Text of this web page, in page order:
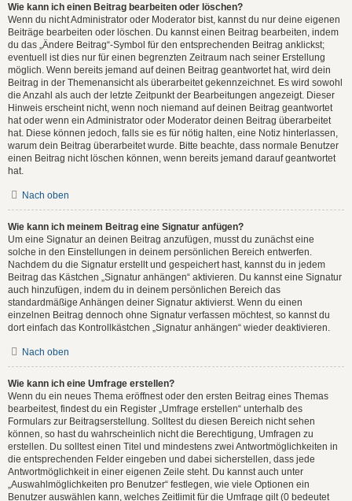
Wie kann ich einen Beitrag bearbeiten oder löschen?
Wenn du nicht Administrator oder Moderator bist, kannst du nur deine eigenen
Beiträge bearbeiten oder löschen. Du kannst einen Beitrag bearbeiten, indem
du das „Ändere Beitrag“-Symbol für den entsprechenden Beitrag anklickst;
eventuell ist dies nur für einen begrenzten Zeitraum nach seiner Erstellung
möglich. Wenn bereits jemand auf deinen Beitrag geantwortet hat, wird dein
Beitrag in der Themenansicht als überarbeitet gekennzeichnet. Es wird sowohl
die Anzahl als auch der letzte Zeitpunkt der Bearbeitungen angezeigt. Dieser
Hinweis erscheint nicht, wenn noch niemand auf deinen Beitrag geantwortet
hat oder wenn ein Administrator oder Moderator deinen Beitrag überarbeitet
hat. Diese können jedoch, falls sie es für nötig halten, eine Notiz hinterlassen,
warum dein Beitrag überarbeitet wurde. Bitte beachte, dass normale Benutzer
einen Beitrag nicht löschen können, wenn bereits jemand darauf geantwortet
hat.
Nach oben
Wie kann ich meinem Beitrag eine Signatur anfügen?
Um eine Signatur an deinen Beitrag anzufügen, musst du zunächst eine
solche in den Einstellungen in deinem persönlichen Bereich entwerfen.
Nachdem du die Signatur erstellt und gespeichert hast, kannst du in jedem
Beitrag das Kästchen „Signatur anhängen“ aktivieren. Du kannst eine Signatur
auch hinzufügen, indem du in deinem persönlichen Bereich das
standardmäßige Anhängen deiner Signatur aktivierst. Wenn du einen
einzelnen Beitrag dennoch ohne Signatur verfassen möchtest, so kannst du
dort einfach das Kontrollkästchen „Signatur anhängen“ wieder deaktivieren.
Nach oben
Wie kann ich eine Umfrage erstellen?
Wenn du ein neues Thema eröffnest oder den ersten Beitrag eines Themas
bearbeitest, findest du ein Register „Umfrage erstellen“ unterhalb des
Formulars zur Beitragserstellung. Solltest du diesen Bereich nicht sehen
können, so hast du wahrscheinlich nicht die Berechtigung, Umfragen zu
erstellen. Du solltest einen Titel und mindestens zwei Antwortmöglichkeiten in
die entsprechenden Felder eingeben und dabei sicherstellen, dass jede
Antwortmöglichkeit in einer eigenen Zeile steht. Du kannst auch unter
„Auswahlmöglichkeiten pro Benutzer“ festlegen, wie viele Optionen ein
Benutzer auswählen kann, welches Zeitlimit für die Umfrage gilt (0 bedeutet